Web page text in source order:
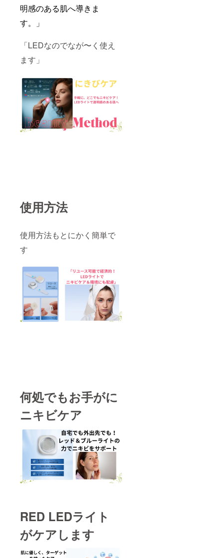
明感のある肌へ導きま
す。」
「LEDなのでなが〜く使え
ます」
使用方法
使用方法もとにかく簡単で
す
何処でもお手がに
ニキビケア
RED LEDライト
がケアします